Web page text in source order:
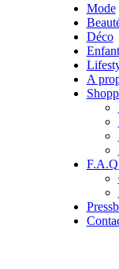
Mode
Déco
Enfant
A